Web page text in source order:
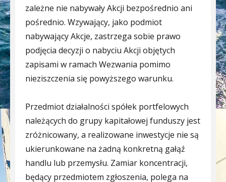
zależne nie nabywały Akcji bezpośrednio ani
pośrednio. Wzywający, jako podmiot
nabywający Akcje, zastrzega sobie prawo
podjęcia decyzji o nabyciu Akcji objętych
zapisami w ramach Wezwania pomimo
nieziszczenia się powyższego warunku.
Przedmiot działalności spółek portfelowych
należących do grupy kapitałowej funduszy jest
zróżnicowany, a realizowane inwestycje nie są
ukierunkowane na żadną konkretną gałąź
handlu lub przemysłu. Zamiar koncentracji,
będący przedmiotem zgłoszenia, polega na